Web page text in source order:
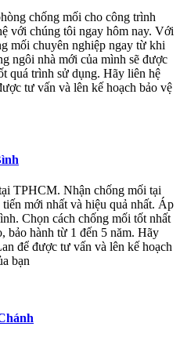
chống mối cho công trình
với chúng tôi ngay hôm nay. Với
mối chuyên nghiệp ngay từ khi
ngôi nhà mới của mình sẽ được
quá trình sử dụng. Hãy liên hệ
tư vấn và lên kế hoạch bảo vệ
TPHCM. Nhận chống mối tại
mới nhất và hiệu quả nhất. Áp
Chọn cách chống mối tốt nhất
bảo hành từ 1 đến 5 năm. Hãy
để được tư vấn và lên kế hoạch
bạn